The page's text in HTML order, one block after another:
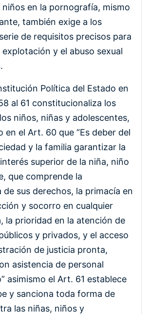
en la pornografía, mismo
también exige a los
de requisitos precisos para
y el abuso sexual
Política del Estado en
al 61 constitucionaliza los
niños, niñas y adolescentes,
en el Art. 60 que “Es deber del
y la familia garantizar la
superior de la niña, niño
que comprende la
de sus derechos, la primacía en
y socorro en cualquier
la prioridad en la atención de
y privados, y el acceso
de justicia pronta,
asistencia de personal
asimismo el Art. 61 establece
y sanciona toda forma de
las niñas, niños y